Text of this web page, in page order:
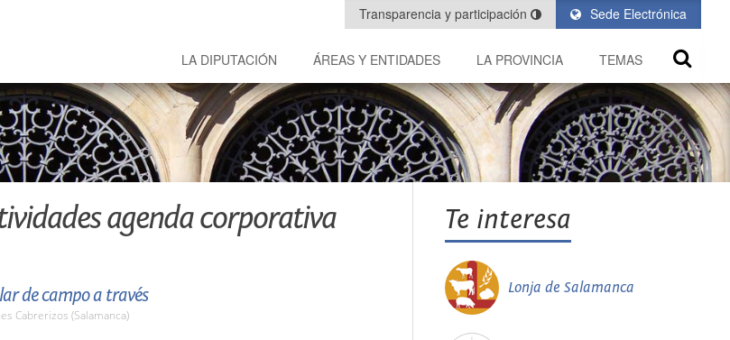
Sede Electrónica
Transparencia y participación
LA DIPUTACIÓN ÁREAS Y ENTIDADES LA PROVINCIA TEMAS
agenda corporativa
de campo a través
Cabrerizos (Salamanca)
Te interesa
Lonja de Salamanca